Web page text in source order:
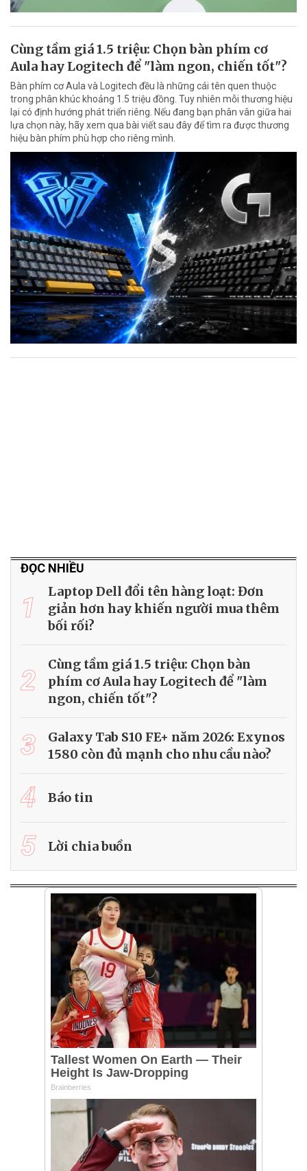
Cùng tầm giá 1.5 triệu: Chọn bàn phím cơ
Aula hay Logitech để "làm ngon, chiến tốt"?
Bàn phím cơ Aula và Logitech đều là những cái tên quen thuộc
trong phân khúc khoảng 1.5 triệu đồng. Tuy nhiên mỗi thương hiệu
lại có định hướng phát triển riêng. Nếu đang bạn phân vân giữa hai
lựa chọn này, hãy xem qua bài viết sau đây để tìm ra được thương
hiệu bàn phím phù hợp cho riêng mình.
ĐỌC NHIỀU
1
Laptop Dell đổi tên hàng loạt: Đơn
giản hơn hay khiến người mua thêm
bối rối?
2
Cùng tầm giá 1.5 triệu: Chọn bàn
phím cơ Aula hay Logitech để "làm
ngon, chiến tốt"?
3
Galaxy Tab S10 FE+ năm 2026: Exynos
1580 còn đủ mạnh cho nhu cầu nào?
4 Báo tin
5 Lời chia buồn